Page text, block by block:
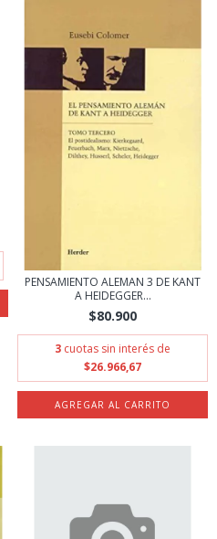
PENSAMIENTO ALEMAN 3 DE KANT
A HEIDEGGER...
$80.900
3 cuotas sin interés de
$26.966,67